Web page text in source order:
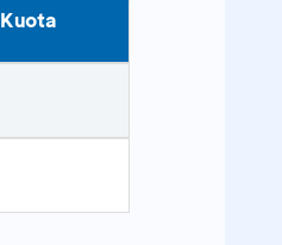
Kuota